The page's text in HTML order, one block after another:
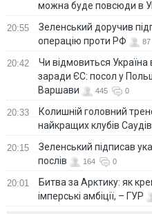
можна буде повсюди в
20:55
Зеленський доручив
операцію проти РФ
87
20:42
Чи відмовиться
заради ЄС: посол у
Варшави
445 0
20:33
Колишній головний
найкращих клубів
20:15
Зеленський підписав
послів
164 0
20:01
Битва за Арктику: як
імперські амбіції, – ГУР